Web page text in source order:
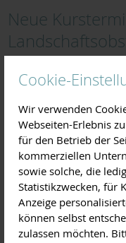
Cookie-
Wir verwenden
Webseiten-Erlebnis
für den Betrieb der
kommerziellen
sowie solche, die
Statistikzwecken, für
Anzeige
können selbst
zulassen möchten.
Neue
2019/2020
Am 30. November
unseres beliebten
"zertifizierten
Anmeldungen sind
In unserem
Ausbildungslehrgang
Thema Baumschnitt &
Baumpflege erhalten sie